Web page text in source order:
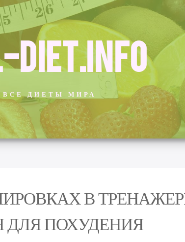
DIET.INFO
ВСЕ ДИЕТЫ МИРА
В
ПОХУДЕНИЯ